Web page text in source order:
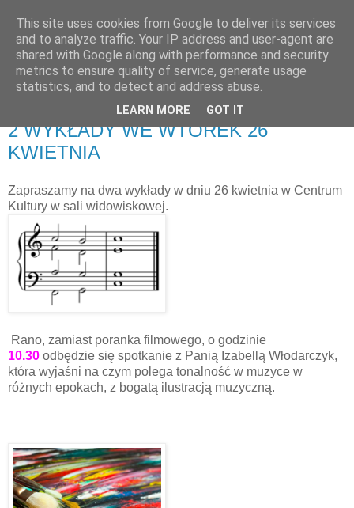
UTW Łomianki
2 WYKŁADY WE WTOREK 26
KWIETNIA
Zapraszamy na dwa wykłady w dniu 26 kwietnia w Centrum
Kultury w sali widowiskowej.
Rano, zamiast poranka filmowego, o godzinie
10.30 odbędzie się spotkanie z Panią Izabellą Włodarczyk,
która wyjaśni na czym polega tonalność w muzyce w
różnych epokach, z bogatą ilustracją muzyczną.
This site uses cookies from Google to deliver its services
and to analyze traffic. Your IP address and user-agent are
shared with Google along with performance and security
metrics to ensure quality of service, generate usage
statistics, and to detect and address abuse.
LEARN MORE GOT IT